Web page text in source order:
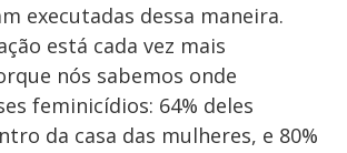
executadas dessa maneira.
está cada vez mais
nós sabemos onde
feminicídios: 64% deles
da casa das mulheres, e 80%